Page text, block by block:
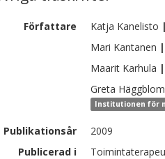
Författare Katja Kanelisto
Mari Kantanen |
Maarit Karhula |
Greta
Institutionen för
Publikationsår
2009
Publicerad i